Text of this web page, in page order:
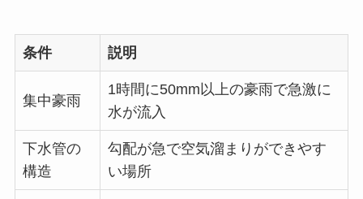
条件 説明
集中豪雨
1時間に50mm以上の豪雨で急激に
水が流入
下水管の
構造
勾配が急で空気溜まりができやす
い場所